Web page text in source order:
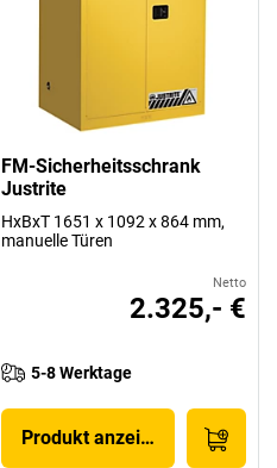
FM-Sicherheitsschrank
Justrite
HxBxT 1651 x 1092 x 864 mm,
manuelle Türen
Netto
2.325,- €
5-8 Werktage
Produkt anzeigen